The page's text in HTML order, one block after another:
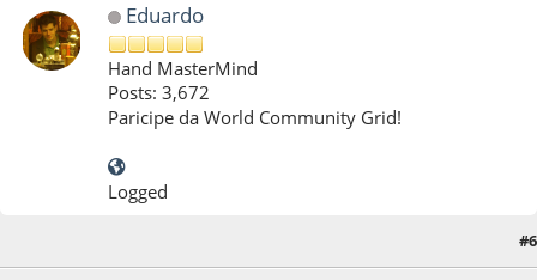
Eduardo
Hand MasterMind
Posts: 3,672
Paricipe da World Community Grid!
Logged
#6